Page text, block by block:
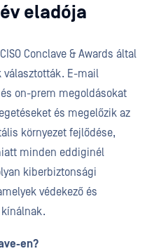
eladója
Conclave & Awards által
választották. E-mail
on-prem megoldásokat
és megelőzik az
környezet fejlődése,
minden eddiginél
kiberbiztonsági
védekező és
en?